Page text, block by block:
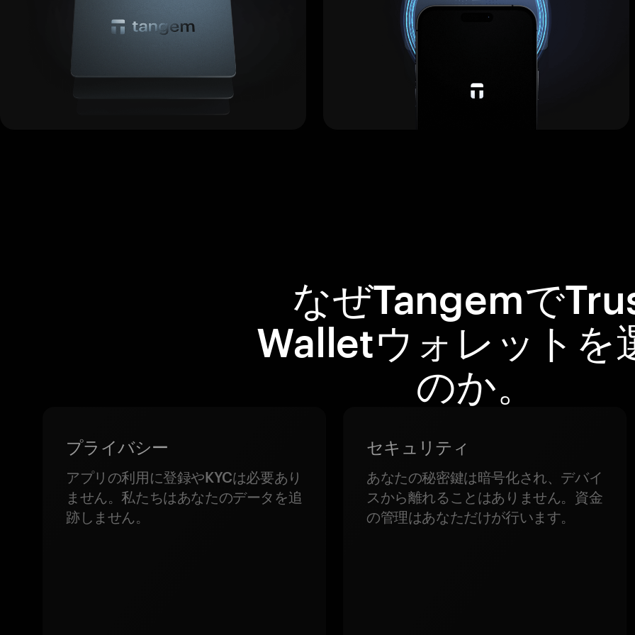
なぜTangemで
Walletウォレットを
のか。
プライバシー
アプリの利用に登録やKYCは必要あり
ません。私たちはあなたのデータを追
跡しません。
セキュリティ
あなたの秘密鍵は暗号化され、デバイ
スから離れることはありません。資金
の管理はあなただけが行います。